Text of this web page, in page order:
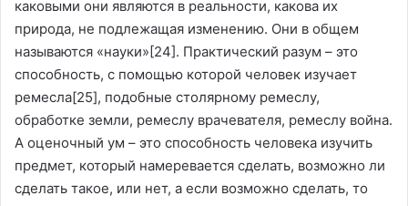
каковыми они являются в реальности, какова их
природа, не подлежащая изменению. Они в общем
называются «науки»[24]. Практический разум – это
способность, с помощью которой человек изучает
ремесла[25], подобные столярному ремеслу,
обработке земли, ремеслу врачевателя, ремеслу война.
А оценочный ум – это способность человека изучить
предмет, который намеревается сделать, возможно ли
сделать такое, или нет, а если возможно сделать, то